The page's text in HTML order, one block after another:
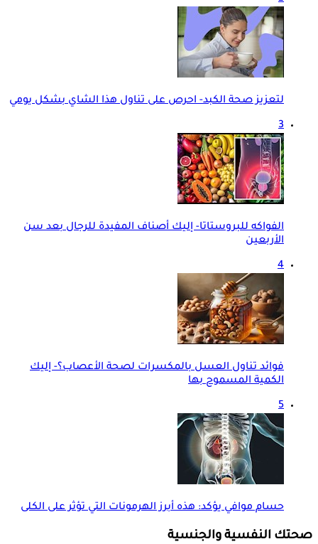
لتعزيز صحة الكبد- احرص على تناول هذا الشاي بشكل يومي
3
الفواكه للبروستاتا- إليك أصناف المفيدة للرجال بعد سن
الأربعين
4
فوائد تناول العسل بالمكسرات لصحة الأعصاب؟- إليك
الكمية المسموح بها
5
حسام موافي يؤكد: هذه أبرز الهرمونات التي تؤثر على الكلى
صحتك النفسية والجنسية